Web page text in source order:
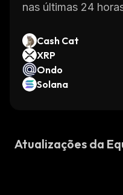
nas últimas 24
Cash Cat
XRP
Ondo
Solana
Atualizações da